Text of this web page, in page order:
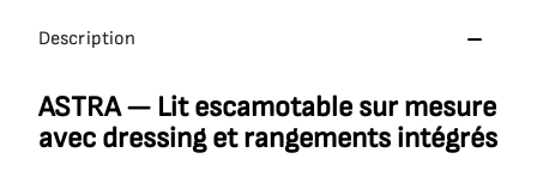
Description
ASTRA — Lit escamotable sur mesure
avec dressing et rangements intégrés